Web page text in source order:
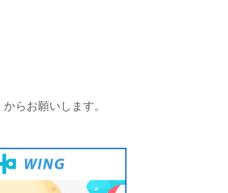
からお願いします。